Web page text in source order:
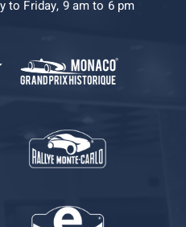
to Friday, 9 am to 6 pm